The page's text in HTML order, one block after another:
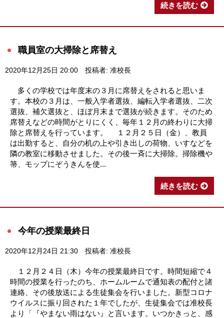
続きを読む
職員室の大掃除と席替え
2020年12月25日 20:00 投稿者: 准校長
多くの学校では年度末の３月に席替えをされると思いま
す。本校の３月は、一般入学者選抜、編転入学者選抜、二次
選抜、補欠選抜と、ほぼ月末まで選抜が続きます。そのため
席替えなどの時間がとりにくく、毎年１２月の終わりに大掃
除と席替えを行っています。 １２月２５日（金）、教員
は出勤すると、自分の机の上や引き出しの荷物、いすなどを
隣の教室に移動させました。その後一斉に大掃除。掃除機や
箒、モップにぞうきんを使...
続きを読む
今年の授業最終日
2020年12月24日 21:30 投稿者: 准校長
１２月２４日（木）今年の授業最終日です。時間短縮で４
時間の授業を行ったのち、ホームルームで通知表の配付と諸
連絡、その後放送による生徒集会を行いました。新型コロナ
ウイルスに振り回された１年でしたが、生徒集会では准校長
より「『やまない雨はない』と言います。いつかきっと、感